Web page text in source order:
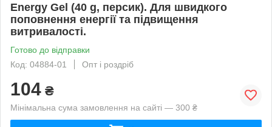
Energy Gel (40 g, персик). Для швидкого
поповнення енергії та підвищення
витривалості.
Готово до відправки
Код: 04884-01
Опт і роздріб
104 ₴
Мінімальна сума замовлення на сайті — 300 ₴